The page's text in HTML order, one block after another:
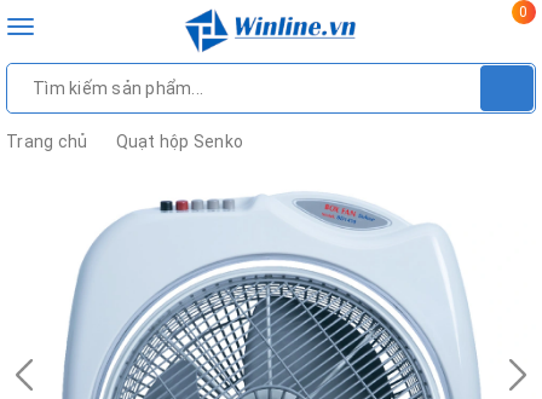
Toggle
0
Trang chủ Quạt hộp Senko